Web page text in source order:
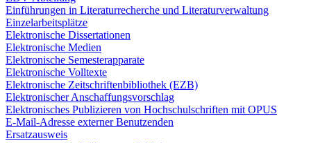
Einführungen in Literaturrecherche und Literaturverwaltung
Einzelarbeitsplätze
Elektronische Dissertationen
Elektronische Medien
Elektronische Semesterapparate
Elektronische Volltexte
Elektronische Zeitschriftenbibliothek (EZB)
Elektronischer Anschaffungsvorschlag
Elektronisches Publizieren von Hochschulschriften mit OPUS
E-Mail-Adresse externer Benutzenden
Ersatzausweis